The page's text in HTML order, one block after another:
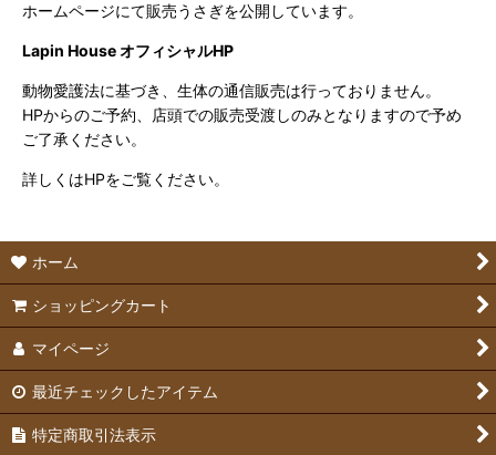
ホームページにて販売うさぎを公開しています。
Lapin House オフィシャルHP
動物愛護法に基づき、生体の通信販売は行っておりません。
HPからのご予約、店頭での販売受渡しのみとなりますので予め
ご了承ください。
詳しくはHPをご覧ください。
ホーム
ショッピングカート
マイページ
最近チェックしたアイテム
特定商取引法表示